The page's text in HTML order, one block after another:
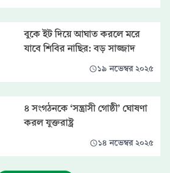
বুকে ইট দিয়ে আঘাত করলে মরে
যাবে শিবির নাছির: বড় সাজ্জাদ
১৯ নভেম্বর ২০২৫
৪ সংগঠনকে ‘সন্ত্রাসী গোষ্ঠী’ ঘোষণা
করল যুক্তরাষ্ট্র
১৪ নভেম্বর ২০২৫